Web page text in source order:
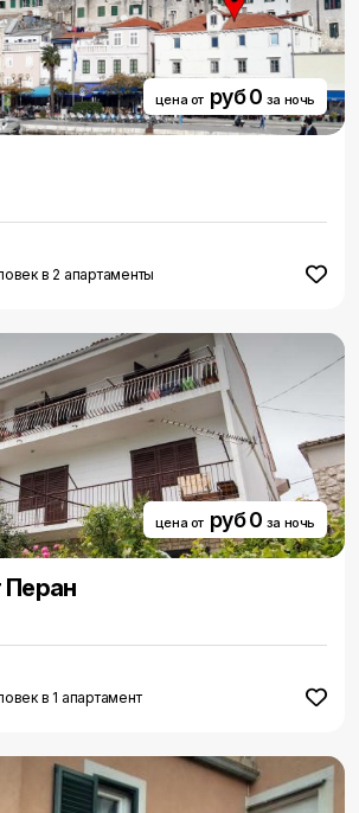
цена от руб 0 за ночь
в 2 апартаменты
цена от руб 0 за ночь
Перан
в 1 апартамент